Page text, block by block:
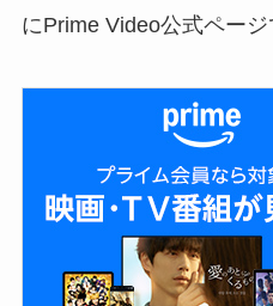
にPrime Video公式ページ